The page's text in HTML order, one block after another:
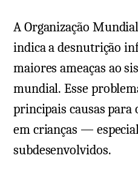
A Organização
indica a desnutrição
maiores ameaças ao
mundial. Esse
principais causas
em crianças —
subdesenvolvidos.